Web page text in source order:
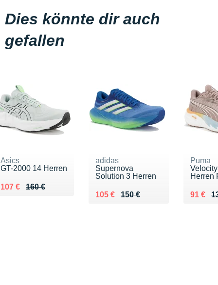
Dies könnte dir auch
gefallen
Asics
GT-2000 14 Herren
160 €
Au lieu de 160 €
107 €
Vendu 107 €
adidas
Supernova
Solution 3 Herren
150 €
Au lieu de 150 €
105 €
Vendu 105 €
Puma
Herren
Au lieu
91 €
Vendu